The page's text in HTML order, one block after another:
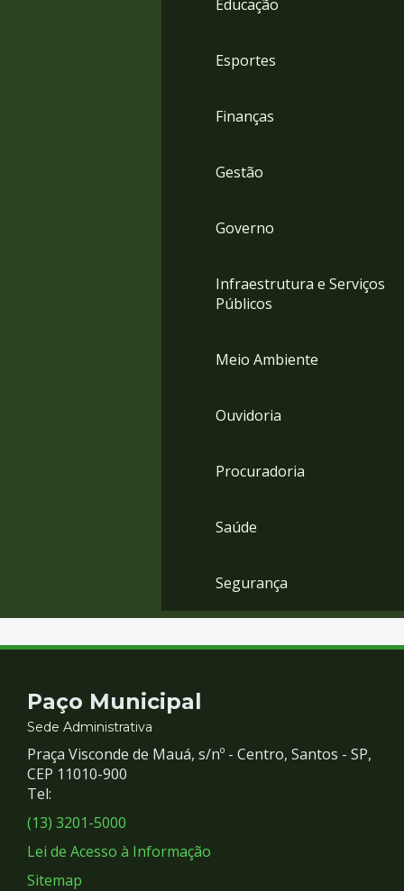
Educação
Esportes
Finanças
Gestão
Governo
Infraestrutura e Serviços
Públicos
Meio Ambiente
Ouvidoria
Procuradoria
Saúde
Segurança
Contato
e
Redes
Sociais
Paço Municipal
Sede Administrativa
Praça Visconde de Mauá, s/nº - Centro, Santos - SP,
CEP 11010-900
Tel:
(13) 3201-5000
Lei de Acesso à Informação
Sitemap